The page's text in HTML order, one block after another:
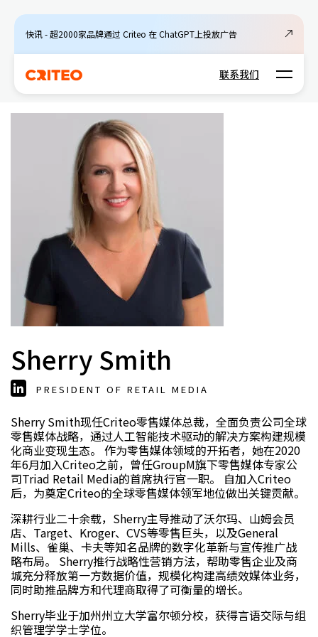
快讯 - 超2000家品牌通过 Criteo 在 ChatGPT上投放广告
联系我们 Open
Sherry Smith
PRESIDENT OF RETAIL MEDIA
Sherry Smith现任Criteo零售媒体总裁，全面负责公司全球
零售媒体战略，通过人工智能技术驱动的解决方案构建规模
化商业变现生态。 作为零售媒体领域的开拓者，她在2020
年6月加入Criteo之前，曾任GroupM旗下零售媒体专家公
司Triad Retail Media的首席执行官一职。 自加入Criteo
后，为奠定Criteo的全球零售媒体领军地位做出关键贡献。
深耕行业二十余载，Sherry主导推动了沃尔玛、山姆会员
店、Target、Kroger、CVS等零售巨头，以及General
Mills、雀巢、卡夫等知名品牌的数字化革新与宣传推广战
略布局。 Sherry推行战略性营销方法，帮助零售企业及商
城充分释放第一方数据价值，规模化构建高绩效媒体业务，
同时助推品牌方和代理商取得了可衡量的增长。
Sherry毕业于加州州立大学富尔顿分校，获得言语交际与组
织管理学学士学位。